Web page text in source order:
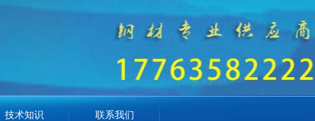
技术知识 联系我们